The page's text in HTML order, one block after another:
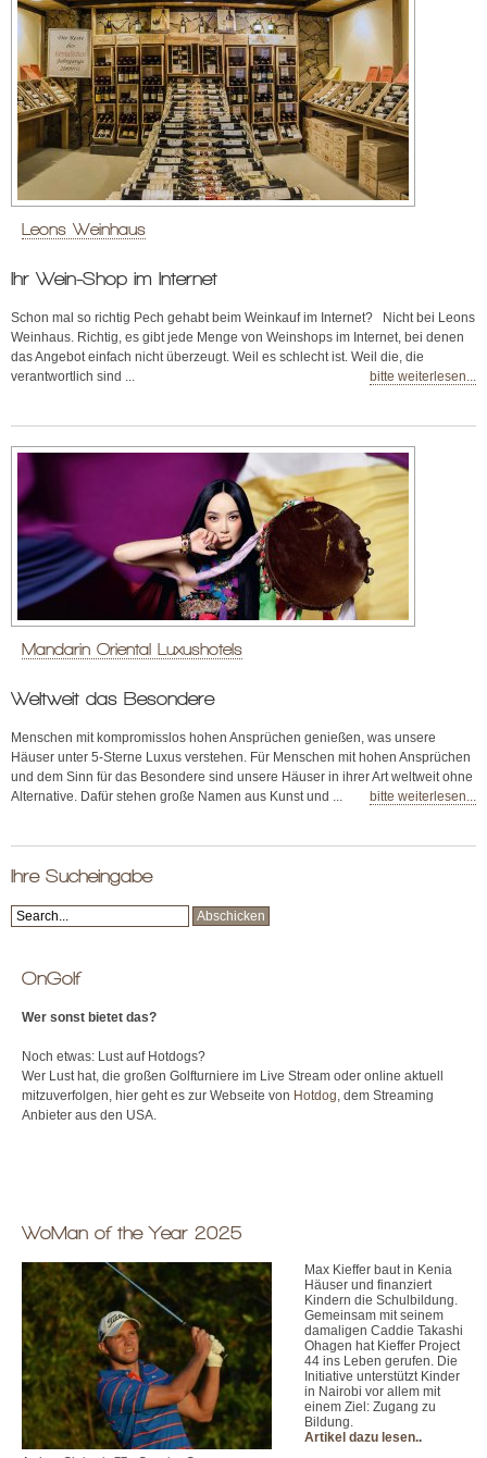
Leons Weinhaus
Ihr Wein-Shop im Internet
Schon mal so richtig Pech gehabt beim Weinkauf im Internet? Nicht bei Leons
Weinhaus. Richtig, es gibt jede Menge von Weinshops im Internet, bei denen
das Angebot einfach nicht überzeugt. Weil es schlecht ist. Weil die, die
verantwortlich sind ...
bitte weiterlesen...
Mandarin Oriental Luxushotels
Weltweit das Besondere
Menschen mit kompromisslos hohen Ansprüchen genießen, was unsere
Häuser unter 5-Sterne Luxus verstehen. Für Menschen mit hohen Ansprüchen
und dem Sinn für das Besondere sind unsere Häuser in ihrer Art weltweit ohne
Alternative. Dafür stehen große Namen aus Kunst und ...
bitte weiterlesen...
Ihre Sucheingabe
OnGolf
Wer sonst bietet das?
Noch etwas: Lust auf Hotdogs?
Wer Lust hat, die großen Golfturniere im Live Stream oder online aktuell
mitzuverfolgen, hier geht es zur Webseite von Hotdog , dem Streaming
Anbieter aus den USA.
WoMan of the Year 2025
Max Kieffer baut in Kenia
Häuser und finanziert
Kindern die Schulbildung.
Gemeinsam mit seinem
damaligen Caddie Takashi
Ohagen hat Kieffer Project
44 ins Leben gerufen. Die
Initiative unterstützt Kinder
in Nairobi vor allem mit
einem Ziel: Zugang zu
Bildung.
Artikel dazu lesen..